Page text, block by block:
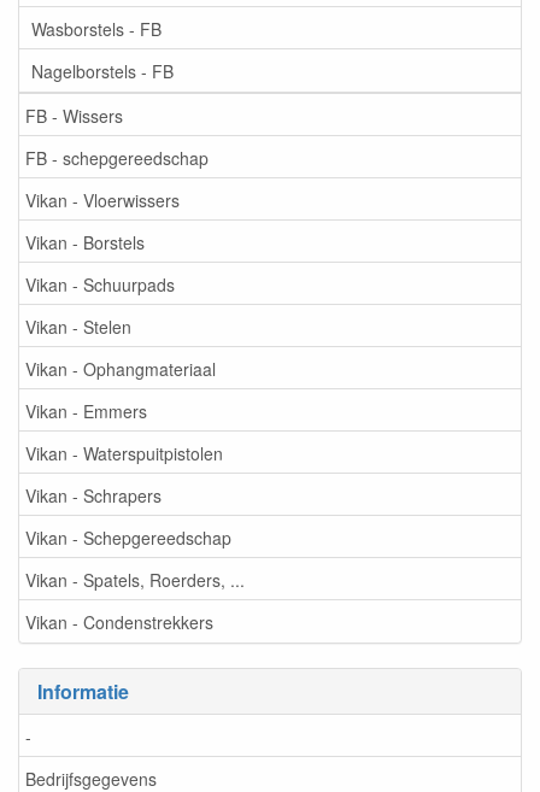
Wasborstels - FB
Nagelborstels - FB
FB - Wissers
FB - schepgereedschap
Vikan - Vloerwissers
Vikan - Borstels
Vikan - Schuurpads
Vikan - Stelen
Vikan - Ophangmateriaal
Vikan - Emmers
Vikan - Waterspuitpistolen
Vikan - Schrapers
Vikan - Schepgereedschap
Vikan - Spatels, Roerders, ...
Vikan - Condenstrekkers
Informatie
-
Bedrijfsgegevens